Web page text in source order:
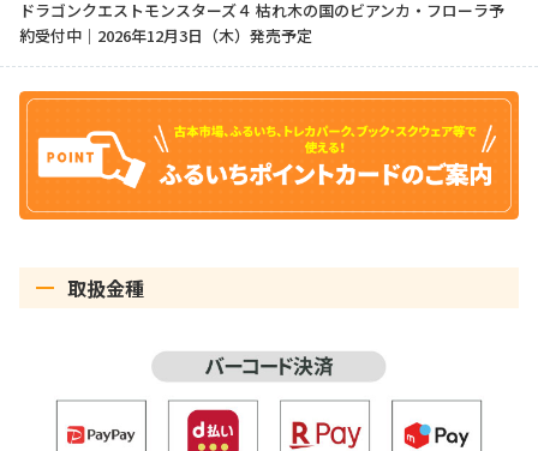
ドラゴンクエストモンスターズ４ 枯れ木の国のビアンカ・フローラ予
約受付中｜2026年12月3日（木）発売予定
取扱金種